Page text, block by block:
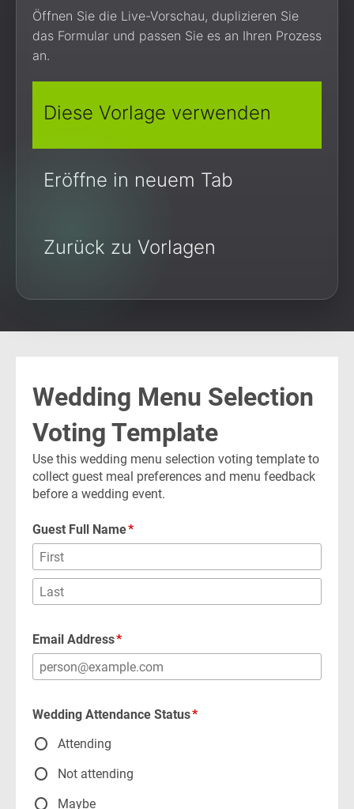
Öffnen Sie die Live-Vorschau, duplizieren Sie
das Formular und passen Sie es an Ihren Prozess
an.
Diese Vorlage verwenden
Eröffne in neuem Tab
Zurück zu Vorlagen